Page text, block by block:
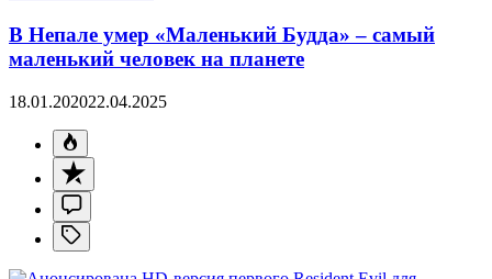
В Непале умер «Маленький Будда» – самый
маленький человек на планете
18.01.202022.04.2025